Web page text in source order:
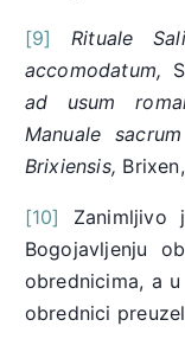
[9]
Rituale
accomodatum,
ad usum
Manuale
Brixiensis,
[10]
Bogojavljenju
obrednicima, a
obrednici